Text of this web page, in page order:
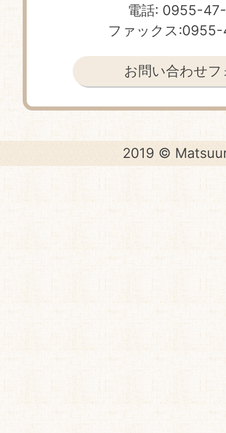
電話: 0955-
ファックス
お問い合わせフ
2019 ©